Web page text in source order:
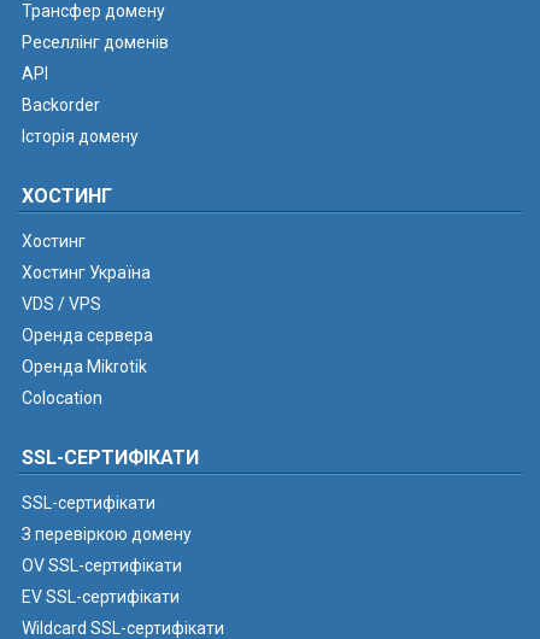
Трансфер домену
Реселлінг доменів
API
Backorder
Історія домену
ХОСТИНГ
Хостинг
Хостинг Україна
VDS / VPS
Оренда сервера
Оренда Mikrotik
Colocation
SSL-СЕРТИФІКАТИ
SSL-сертифікати
З перевіркою домену
OV SSL-сертифікати
EV SSL-сертифікати
Wildcard SSL-сертифікати